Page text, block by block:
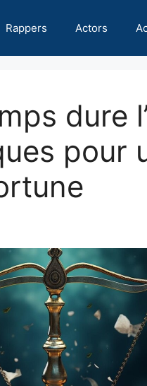
Rappers Actors
dure
pour